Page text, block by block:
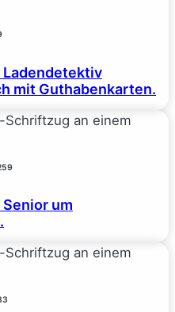
Ladendetektiv
mit Guthabenkarten.
Senior um